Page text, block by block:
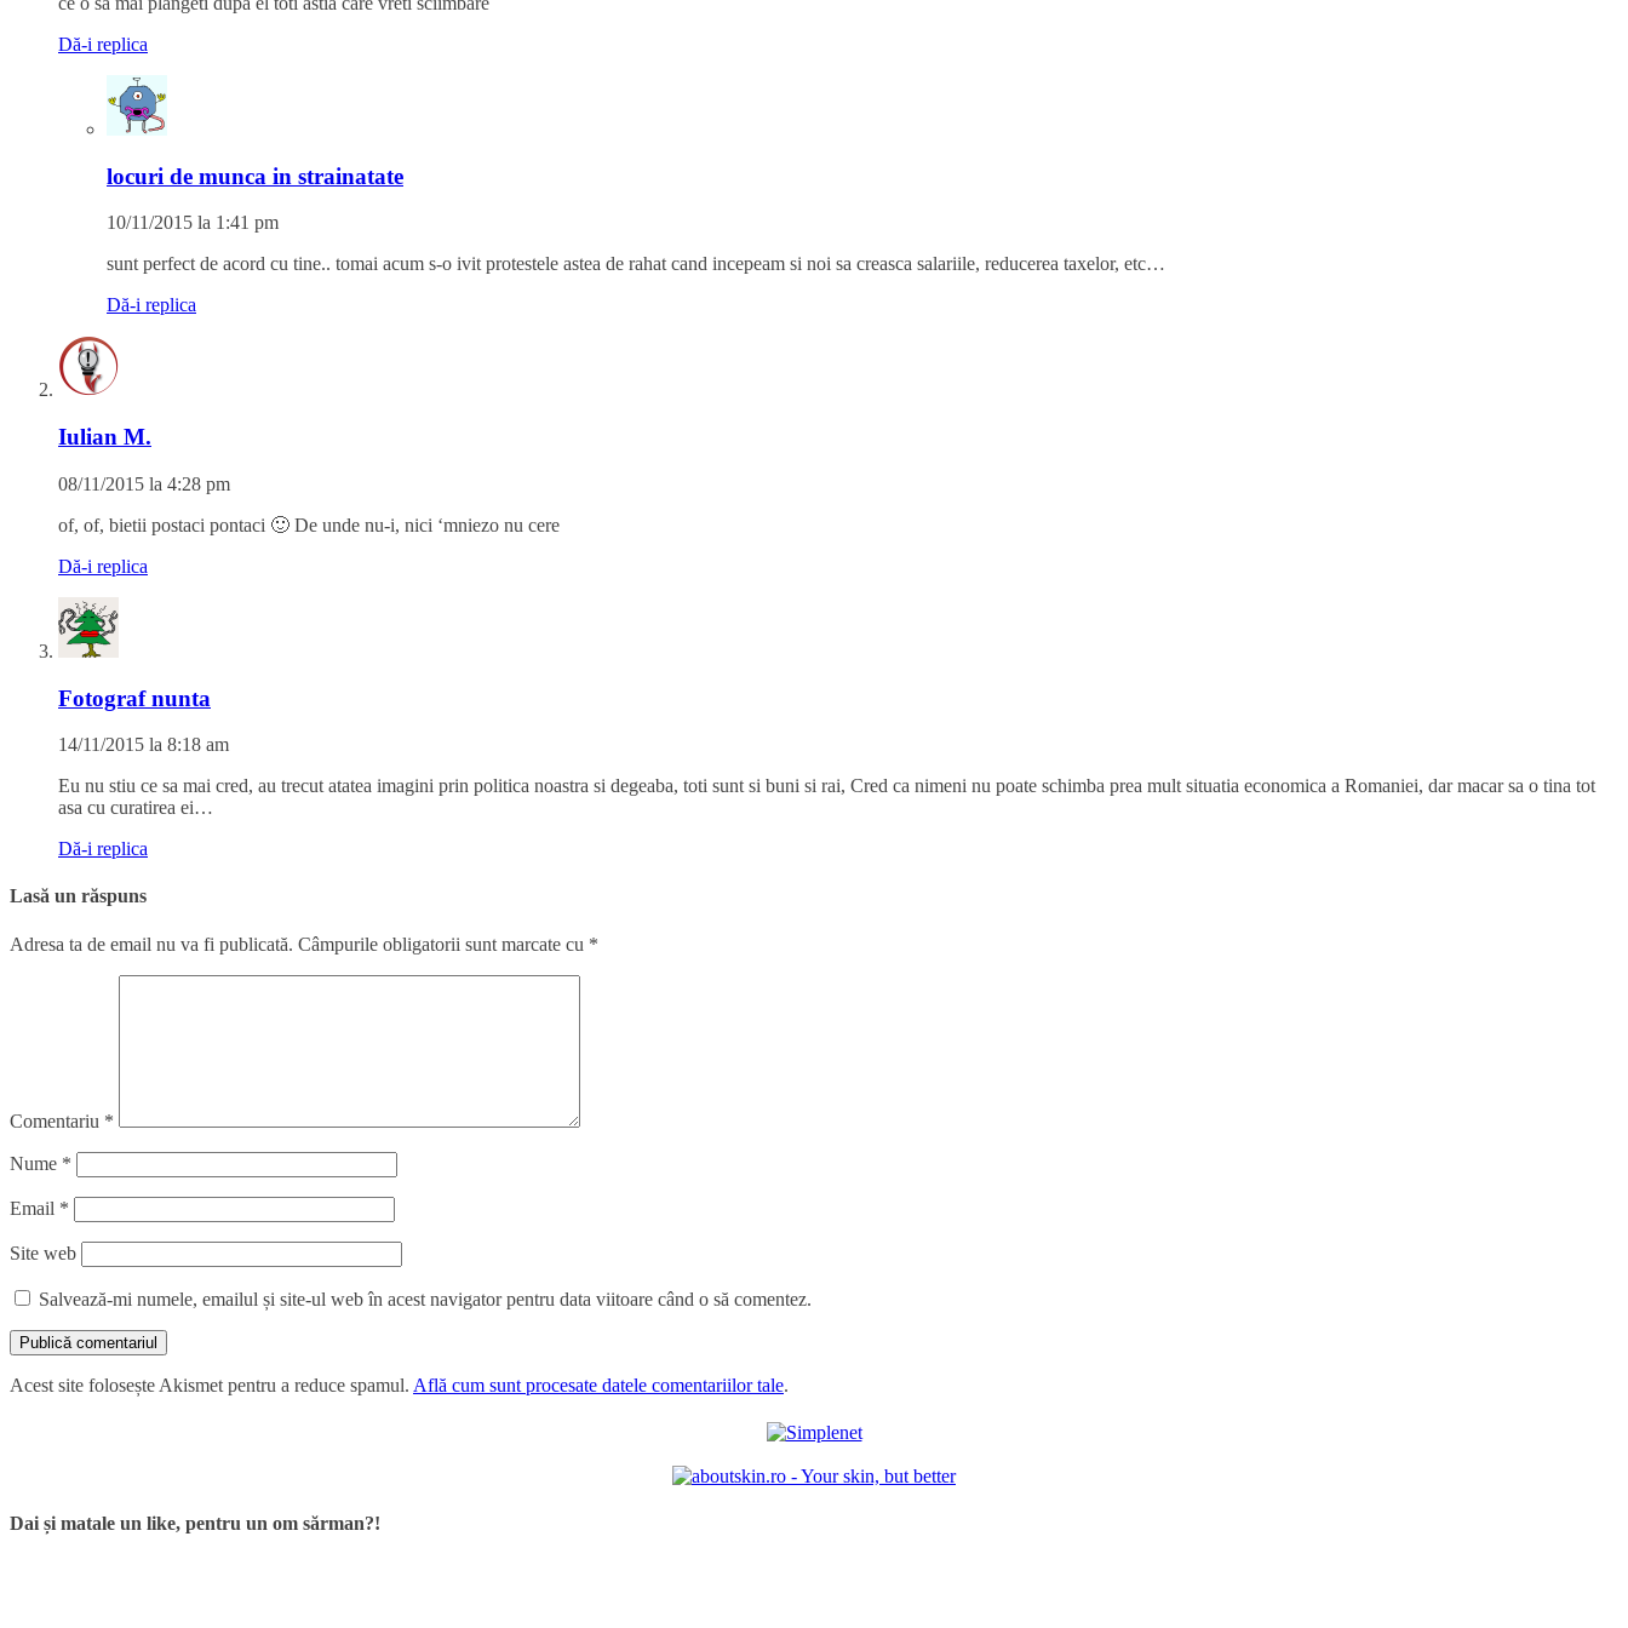
Dă-i replica
locuri de munca in strainatate
10/11/2015 la 1:41 pm
sunt perfect de acord cu tine.. tomai acum s-o ivit protestele astea de rahat cand incepeam si noi sa creasca salariile, reducerea taxelor, etc…
Dă-i replica
Iulian M.
08/11/2015 la 4:28 pm
of, of, bietii postaci pontaci 🙂 De unde nu-i, nici ‘mniezo nu cere
Dă-i replica
Fotograf nunta
14/11/2015 la 8:18 am
Eu nu stiu ce sa mai cred, au trecut atatea imagini prin politica noastra si degeaba, toti sunt si buni si rai, Cred ca nimeni nu poate schimba prea mult situatia economica a Romaniei, dar macar sa o tina tot
asa cu curatirea ei…
Dă-i replica
Lasă un răspuns
Adresa ta de email nu va fi publicată. Câmpurile obligatorii sunt marcate cu *
Comentariu *
Nume *
Email *
Site web
Salvează-mi numele, emailul și site-ul web în acest navigator pentru data viitoare când o să comentez.
Acest site folosește Akismet pentru a reduce spamul. Află cum sunt procesate datele comentariilor tale.
Dai și matale un like, pentru un om sărman?!